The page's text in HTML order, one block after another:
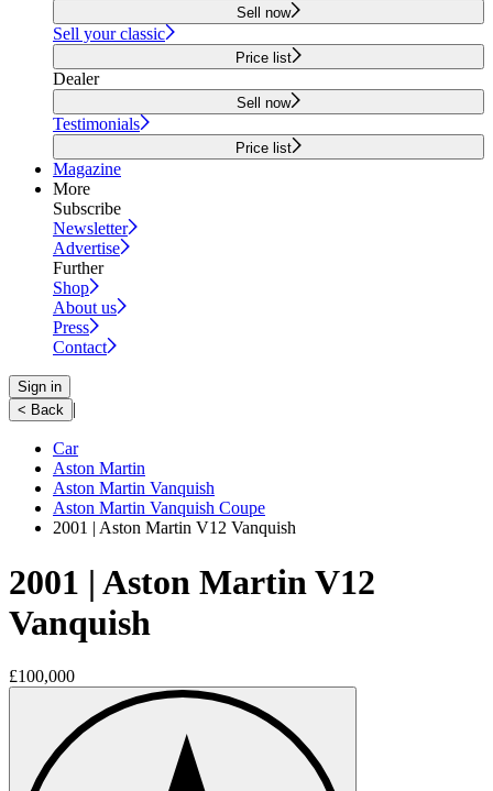
Sell now
Sell your classic
Price list
Dealer
Sell now
Testimonials
Price list
Magazine
More
Subscribe
Newsletter
Advertise
Further
Shop
About us
Press
Contact
Sign in
< Back |
Car
Aston Martin
Aston Martin Vanquish
Aston Martin Vanquish Coupe
2001 | Aston Martin V12 Vanquish
2001 | Aston Martin V12
Vanquish
£100,000